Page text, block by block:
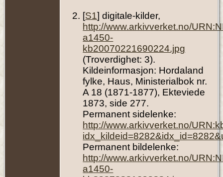
[S1] digitale-kilder,
http://www.arkivverket.no/
a1450-
kb20070221690224.jpg
(Troverdighet: 3).
Kildeinformasjon: Hordaland
fylke, Haus, Ministerialbok nr.
A 18 (1871-1877), Ekteviede
1873, side 277.
Permanent sidelenke:
http://www.arkivverket.no/
Permanent bildelenke:
http://www.arkivverket.no/
a1450-